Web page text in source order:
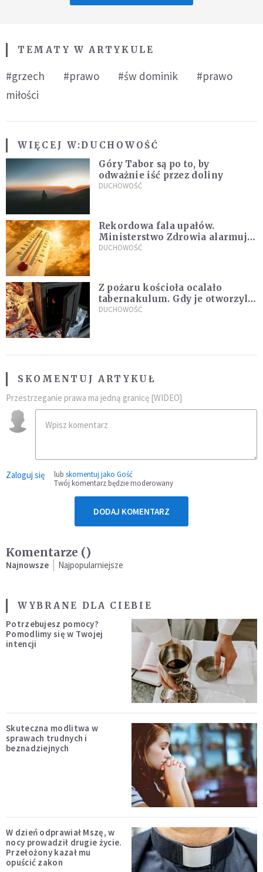
TEMATY W ARTYKULE
#grzech #prawo #św dominik
#prawo
miłości
WIĘCEJ W:DUCHOWOŚĆ
Góry Tabor są po to, by
odważnie iść przez doliny
DUCHOWOŚĆ
Rekordowa fala upałów.
Ministerstwo Zdrowia alarmuje
po doświadczeniach z czerwca
DUCHOWOŚĆ
Z pożaru kościoła ocalało
tabernakulum. Gdy je otworzyli,
"zapach świeżego chleba
DUCHOWOŚĆ
SKOMENTUJ ARTYKUŁ
Przestrzeganie prawa ma jedną granicę [WIDEO]
Zaloguj się lub skomentuj jako Gość
Twój komentarz będzie moderowany
DODAJ KOMENTARZ
Komentarze ()
Najnowsze Najpopularniejsze
WYBRANE DLA CIEBIE
Potrzebujesz pomocy?
Pomodlimy się w Twojej
intencji
Skuteczna modlitwa w
sprawach trudnych i
beznadziejnych
W dzień odprawiał Mszę, w
nocy prowadził drugie życie.
Przełożony kazał mu
opuścić zakon